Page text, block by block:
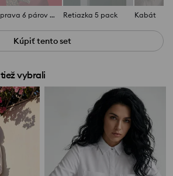
Súprava 6 párov náušníc Retiazka 5 pack Kabát
Kúpiť tento set
vybrali